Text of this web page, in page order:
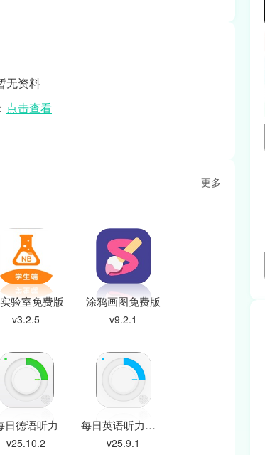
无资料
点击查看
更多
验室免费版
v3.2.5
涂鸦画图免费版
v9.2.1
日德语听力
v25.10.2
每日英语听力老版本
v25.9.1